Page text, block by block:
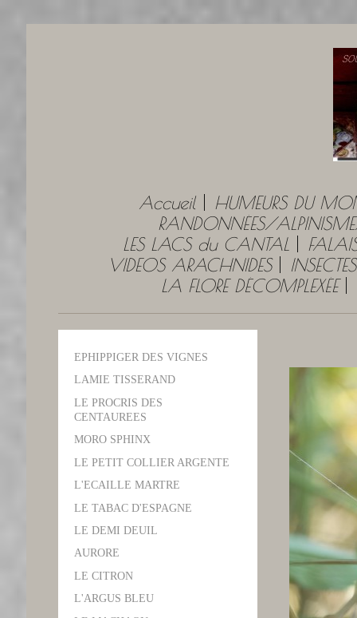
Accueil
HUMEURS DU
RANDONNÉES/
LES LACS du CANTAL
VIDEOS ARACHNIDES
INSECTES
LA FLORE DÉCOMPLEXÉE
EPHIPPIGER DES VIGNES
LAMIE TISSERAND
LE PROCRIS DES
CENTAUREES
MORO SPHINX
LE PETIT COLLIER ARGENTE
L'ECAILLE MARTRE
LE TABAC D'ESPAGNE
LE DEMI DEUIL
AURORE
LE CITRON
L'ARGUS BLEU